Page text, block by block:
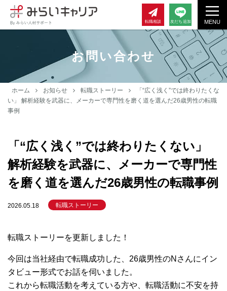
MENU
転職相談 友だち追加
お問い合わせ
ホーム お知らせ 転職ストーリー
「“広く浅く”では終わりたくな
い」 解析経験を武器に、メーカーで専門性を磨く道を選んだ26歳男性の転職
事例
「“広く浅く”では終わりたくない」
解析経験を武器に、メーカーで専門性
を磨く道を選んだ26歳男性の転職事例
2026.05.18 転職ストーリー
転職ストーリーを更新しました！
今回は当社経由で転職成功した、26歳男性のNさんにイン
タビュー形式でお話を伺いました。
これから転職活動を考えている方や、転職活動に不安を持